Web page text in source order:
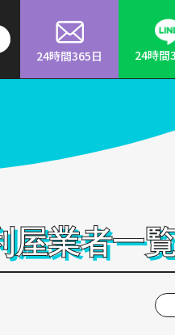
24時間365日
24時間
屋業者一